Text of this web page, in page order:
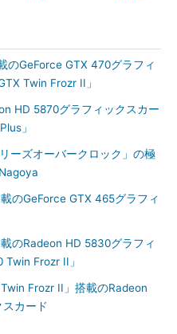
のGeForce GTX 470グラフィ
Twin Frozr II」
HD 5870グラフィックスカー
」
ーズオーバークロック」の極
のGeForce GTX 465グラフィ
のRadeon HD 5830グラフィ
Frozr II」
Frozr II」搭載のRadeon
カード